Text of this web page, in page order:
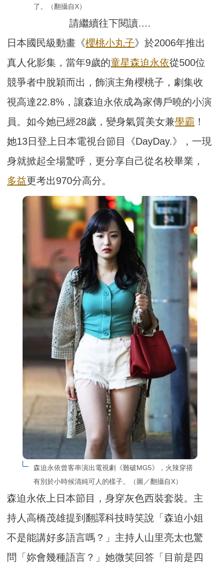
了。（翻攝自X）
請繼續往下閱讀….
日本國民級動畫《櫻桃小丸子》於2006年推出
真人化影集，當年9歲的童星森迫永依從500位
競爭者中脫穎而出，飾演主角櫻桃子，劇集收
視高達22.8%，讓森迫永依成為家傳戶曉的小演
員。如今她已經28歲，變身氣質美女兼學霸 ！
她13日登上日本電視台節目《DayDay.》，一現
身就掀起全場驚呼，更分享自己從名校畢業，
多益更考出970分高分。
森迫永依曾客串演出電視劇《難破MG5》，火辣穿搭
有別於小時候清純可人的樣子。（圖／翻攝自X）
森迫永依上日本節目，身穿灰色西裝套裝。主
持人高橋茂雄提到翻譯科技時笑說「森迫小姐
不是能講好多語言嗎？」主持人山里亮太也驚
問「妳會幾種語言？」她微笑回答「目前是四